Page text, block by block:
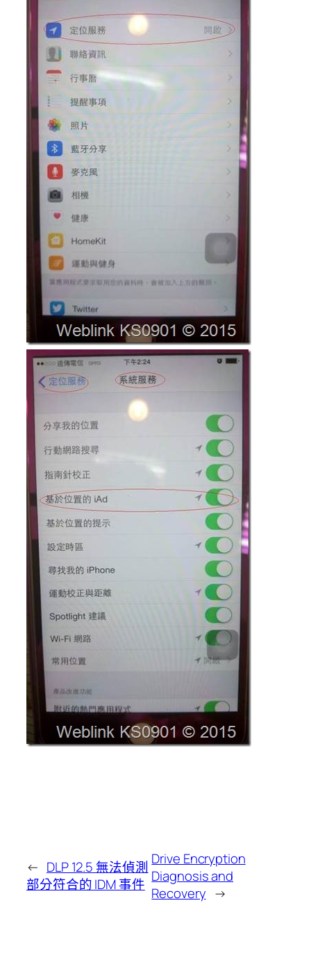
← DLP 12.5 無法偵測
部分符合的 IDM 事件
Drive Encryption
Diagnosis and
Recovery →